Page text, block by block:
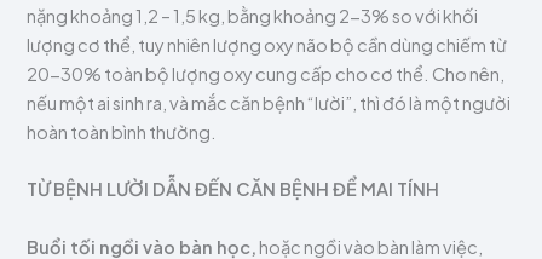
nặng khoảng 1,2 – 1,5 kg, bằng khoảng 2-3% so với khối
lượng cơ thể, tuy nhiên lượng oxy não bộ cần dùng chiếm từ
20-30% toàn bộ lượng oxy cung cấp cho cơ thể. Cho nên,
nếu một ai sinh ra, và mắc căn bệnh “lười”, thì đó là một người
hoàn toàn bình thường.
TỪ BỆNH LƯỜI DẪN ĐẾN CĂN BỆNH ĐỂ MAI TÍNH
Buổi tối ngồi vào bàn học, hoặc ngồi vào bàn làm việc,